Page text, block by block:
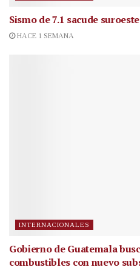
Sismo de 7.1 sacude
HACE 1 SEMANA
INTERNACIONALES
Gobierno de Guatemala
combustibles con nuevo